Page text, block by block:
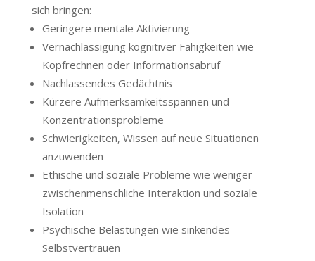
sich bringen:
Geringere mentale Aktivierung
Vernachlässigung kognitiver Fähigkeiten wie
Kopfrechnen oder Informationsabruf
Nachlassendes Gedächtnis
Kürzere Aufmerksamkeitsspannen und
Konzentrationsprobleme
Schwierigkeiten, Wissen auf neue Situationen
anzuwenden
Ethische und soziale Probleme wie weniger
zwischenmenschliche Interaktion und soziale
Isolation
Psychische Belastungen wie sinkendes
Selbstvertrauen